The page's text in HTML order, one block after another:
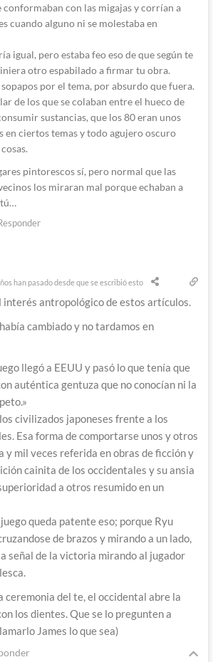
conformaban con las migajas y corrían a
cuando alguno ni se molestaba en
igual, pero estaba feo eso de que según te
otro espabilado a firmar tu obra.
por el tema, por absurdo que fuera.
de los que se colaban entre el hueco de
sustancias, que los 80 eran unos
en ciertos temas y todo agujero oscuro
pintorescos sí, pero normal que las
los miraran mal porque echaban a
han pasado desde que se escribió esto
interés antropológico de estos artículos.
cambiado y no tardamos en
llegó a EEUU y pasó lo que tenía que
auténtica gentuza que no conocían ni la
civilizados japoneses frente a los
Esa forma de comportarse unos y otros
mil veces referida en obras de ficción y
cainita de los occidentales y su ansia
a otros resumido en un
queda patente eso; porque Ryu
de brazos y mirando a un lado,
señal de la victoria mirando al jugador
ceremonia del te, el occidental abre la
los dientes. Que se lo pregunten a
James lo que sea)